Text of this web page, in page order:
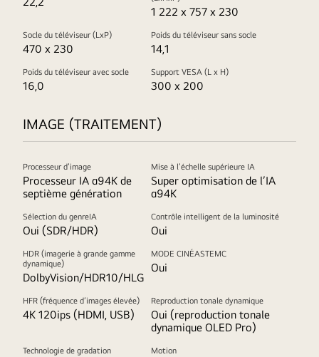
1 222 x 757 x 230
Socle du téléviseur (LxP)
470 x 230
Poids du téléviseur sans socle
14,1
Poids du téléviseur avec socle
16,0
Support VESA (L x H)
300 x 200
IMAGE (TRAITEMENT)
Processeur d’image
Processeur IA α94K de
septième génération
Mise à l’échelle supérieure IA
Super optimisation de l’IA
α94K
Sélection du genreIA
Oui (SDR/HDR)
Contrôle intelligent de la luminosité
Oui
HDR (imagerie à grande gamme
dynamique)
DolbyVision/HDR10/HLG
MODE CINÉASTEMC
Oui
HFR (fréquence d’images élevée)
4K 120ips (HDMI, USB)
Reproduction tonale dynamique
Oui (reproduction tonale
dynamique OLED Pro)
Technologie de gradation Motion